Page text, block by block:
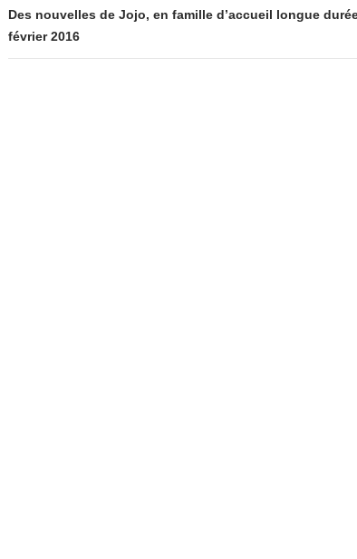
Des nouvelles de Jojo, en famille d’accueil longue
février 2016